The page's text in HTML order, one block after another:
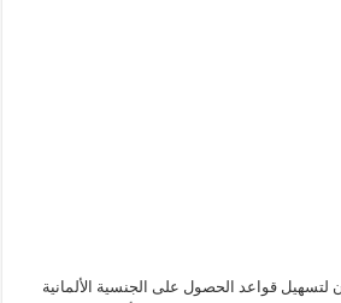
لتسهيل قواعد الحصول على الجنسية الألمانية